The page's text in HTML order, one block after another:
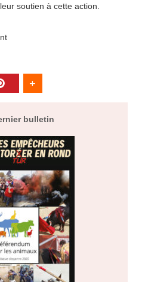
soutien à cette action.
bulletin